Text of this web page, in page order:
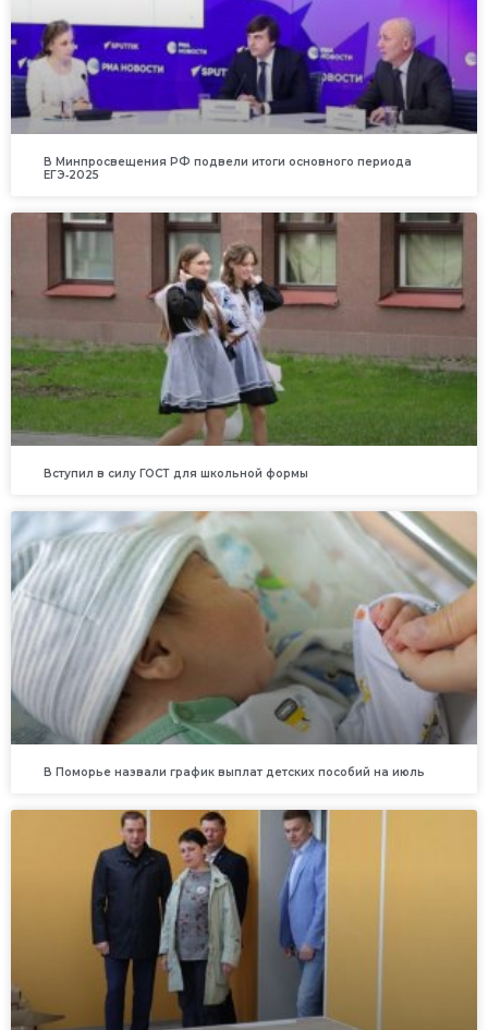
В Минпросвещения РФ подвели итоги основного периода
ЕГЭ‑2025
Вступил в силу ГОСТ для школьной формы
В Поморье назвали график выплат детских пособий на июль